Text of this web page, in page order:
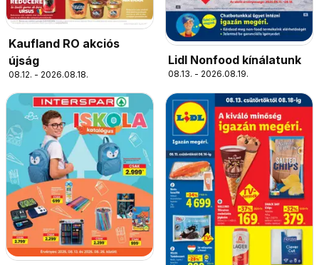
Kaufland RO akciós
újság
08.12. - 2026.08.18.
Lidl Nonfood kínálatunk
08.13. - 2026.08.19.